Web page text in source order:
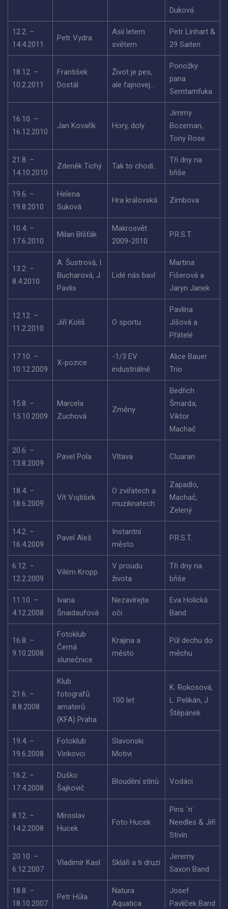
Duková
12.2. –
14.4.2011
Petr Vydra
Asií letem
světem
Petr Linhart &
29 Saiten
18.12. –
10.2.2011
František
Dostál
Život je pes,
ale fajnovej…
Ponožky
pana
Semtamťuka
16.10. –
16.12.2010
Jan Kovařík Hory, doly
Jimmy
Bozeman,
Tony Rose
21.8. –
14.10.2010
Zdeněk Tichý Tak to chodí…
Tři dny na
břiše
19.6. –
19.8.2010
Helena
Suková
Hra královská Zimbova
10.4. –
17.6.2010
Milan Blšťák
Makrosvět
2009-2010
P.R.S.T.
13.2. –
8.4.2010
A. Šustrová, I.
Bucharová, J.
Pavlis
Lidé nás baví
Martina
Fišerová a
Jaryn Janek
12.12. –
11.2.2010
Jiří Koliš O sportu
Pavlína
Jíšová a
Přátelé
17.10. –
10.12.2009
X-pozice
-1/3 EV
industriálně
Alice Bauer
Trio
15.8. –
15.10.2009
Marcela
Zuchová
Změny
Bedřich
Šmarda,
Viktor
Machač
20.6. –
13.8.2009
Pavel Pola Vltava Cluaran
18.4. –
18.6.2009
Vít Vojtíšek
O zvířatech a
muziknatech
Zapadlo,
Machač,
Zelený
14.2. –
16.4.2009
Pavel Aleš
Instantní
město
P.R.S.T.
6.12. –
12.2.2009
Vilém Kropp
V proudu
života
Tři dny na
břiše
11.10. –
4.12.2008
Ivana
Šnaidaufová
Nezavírejte
oči
Eva Holická
Band
16.8. –
9.10.2008
Fotoklub
Černá
slunečnice
Krajina a
město
Půl dechu do
měchu
21.6. –
8.8.2008
Klub
fotografů
amaterů
(KFA) Praha
100 let
K. Rokosová,
L. Pelikán, J.
Štěpánek
19.4. –
19.6.2008
Fotoklub
Vinkovci
Slavonski
Motivi
16.2. –
17.4.2008
Duško
Šajkovič
Bloudění stínů Vodáci
8.12. –
14.2.2008
Miroslav
Hucek
Foto Hucek
Pins ´n´
Needles & Jiří
Stivín
20.10. –
6.12.2007
Vladimír Kasl Skláři a ti druzí
Jeremy
Saxon Band
18.8. –
18.10.2007
Petr Hůla
Natura
Aquatica
Josef
Pavlíček Band